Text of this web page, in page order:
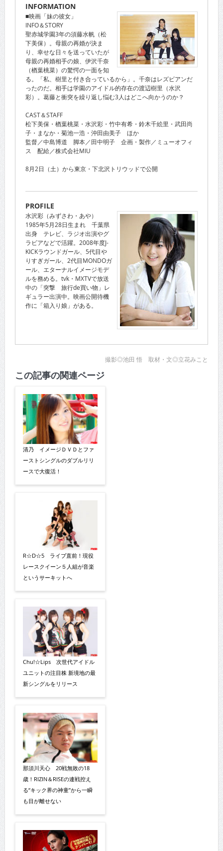
INFORMATION
■映画「妹の彼女」
INFO＆STORY
聖赤城学園3年の須藤水帆（松
下美保）。母親の再婚が決ま
り、幸せな日々を送っていたが
母親の再婚相手の娘、伊沢千奈
（楢葉桃菜）の驚愕の一面を知
る。「私、樹里と付き合っているから」。千奈はレズビアンだ
ったのだ。相手は学園のアイドル的存在の渡辺樹里（水沢
彩）。葛藤と衝突を繰り返し悩む3人はどこへ向かうのか？
CAST＆STAFF
松下美保・楢葉桃菜・水沢彩・竹中有希・鈴木千絵里・武田尚
子・まなか・菊池一浩・沖田由美子 ほか
監督／中島博道 脚本／田中明子 企画・製作／ミューオフィ
ス 配給／株式会社MIU
8月2日（土）から東京・下北沢トリウッドで公開
PROFILE
水沢彩（みずさわ・あや）
1985年5月28日生まれ 千葉県
出身 テレビ、ラジオ出演やグ
ラビアなどで活躍。2008年度J-
KICKラウンドガール、5代目や
りすぎガール、2代目MONDOガ
ール、エターナルイメージモデ
ルを務める。tvk・MXTVで放送
中の「突撃 旅行de買い物」レ
ギュラー出演中。映画公開待機
作に「箱入り娘」がある。
撮影◎池田 悟 取材・文◎立花みこと
この記事の関連ページ
清乃 イメージＤＶＤとファ
ーストシングルのダブルリリ
ースで大復活！
R☆D☆5 ライブ直前！現役
レースクイーン５人組が音楽
というサーキットへ
Chu!☆Lips 次世代アイドル
ユニットの注目株 新境地の最
新シングルをリリース
那須川天心 20戦無敗の18
歳！RIZIN＆RISEの連戦控え
る“キック界の神童”から一瞬
も目が離せない